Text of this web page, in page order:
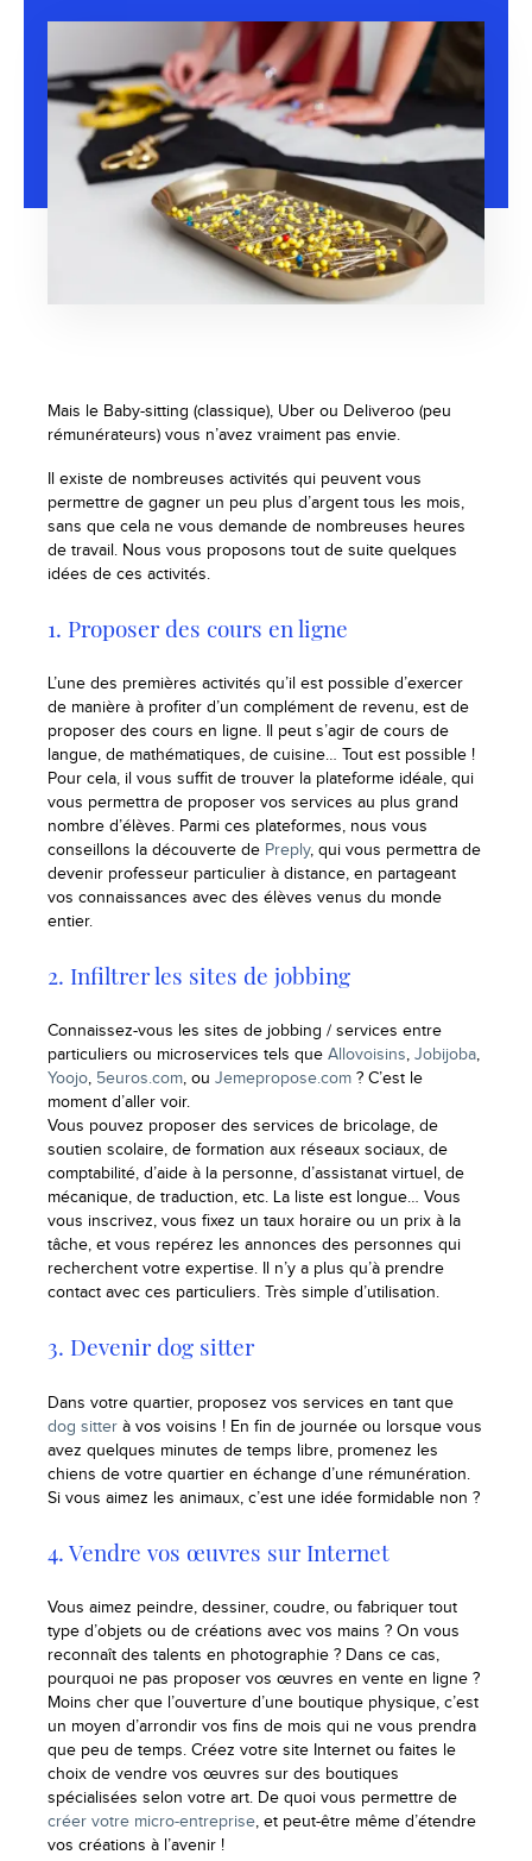
Mais le Baby-sitting (classique), Uber ou Deliveroo (peu
rémunérateurs) vous n’avez vraiment pas envie.
Il existe de nombreuses activités qui peuvent vous
permettre de gagner un peu plus d’argent tous les mois,
sans que cela ne vous demande de nombreuses heures
de travail. Nous vous proposons tout de suite quelques
idées de ces activités.
1. Proposer des cours en ligne
L’une des premières activités qu’il est possible d’exercer
de manière à profiter d’un complément de revenu, est de
proposer des cours en ligne. Il peut s’agir de cours de
langue, de mathématiques, de cuisine… Tout est possible !
Pour cela, il vous suffit de trouver la plateforme idéale, qui
vous permettra de proposer vos services au plus grand
nombre d’élèves. Parmi ces plateformes, nous vous
conseillons la découverte de Preply, qui vous permettra de
devenir professeur particulier à distance, en partageant
vos connaissances avec des élèves venus du monde
entier.
2. Infiltrer les sites de jobbing
Connaissez-vous les sites de jobbing / services entre
particuliers ou microservices tels que Allovoisins, Jobijoba,
Yoojo, 5euros.com, ou Jemepropose.com ? C’est le
moment d’aller voir.
Vous pouvez proposer des services de bricolage, de
soutien scolaire, de formation aux réseaux sociaux, de
comptabilité, d’aide à la personne, d’assistanat virtuel, de
mécanique, de traduction, etc. La liste est longue… Vous
vous inscrivez, vous fixez un taux horaire ou un prix à la
tâche, et vous repérez les annonces des personnes qui
recherchent votre expertise. Il n’y a plus qu’à prendre
contact avec ces particuliers. Très simple d’utilisation.
3. Devenir dog sitter
Dans votre quartier, proposez vos services en tant que
dog sitter à vos voisins ! En fin de journée ou lorsque vous
avez quelques minutes de temps libre, promenez les
chiens de votre quartier en échange d’une rémunération.
Si vous aimez les animaux, c’est une idée formidable non ?
4. Vendre vos œuvres sur Internet
Vous aimez peindre, dessiner, coudre, ou fabriquer tout
type d’objets ou de créations avec vos mains ? On vous
reconnaît des talents en photographie ? Dans ce cas,
pourquoi ne pas proposer vos œuvres en vente en ligne ?
Moins cher que l’ouverture d’une boutique physique, c’est
un moyen d’arrondir vos fins de mois qui ne vous prendra
que peu de temps. Créez votre site Internet ou faites le
choix de vendre vos œuvres sur des boutiques
spécialisées selon votre art. De quoi vous permettre de
créer votre micro-entreprise, et peut-être même d’étendre
vos créations à l’avenir !